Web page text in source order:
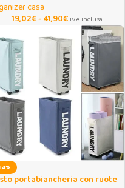
casa
19,02€-41,90€ IVA Inclusa
portabiancheria con ruote